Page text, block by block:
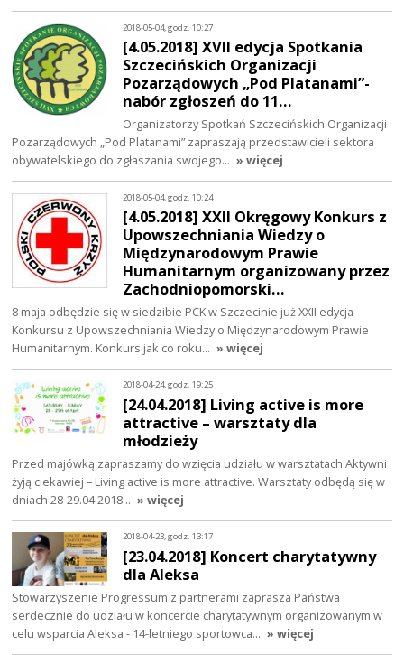
2018-05-04, godz. 10:27
[4.05.2018] XVII edycja Spotkania
Szczecińskich Organizacji
Pozarządowych „Pod Platanami”-
nabór zgłoszeń do 11…
Organizatorzy Spotkań Szczecińskich Organizacji
Pozarządowych „Pod Platanami” zapraszają przedstawicieli sektora
obywatelskiego do zgłaszania swojego… » więcej
2018-05-04, godz. 10:24
[4.05.2018] XXII Okręgowy Konkurs z
Upowszechniania Wiedzy o
Międzynarodowym Prawie
Humanitarnym organizowany przez
Zachodniopomorski…
8 maja odbędzie się w siedzibie PCK w Szczecinie już XXII edycja
Konkursu z Upowszechniania Wiedzy o Międzynarodowym Prawie
Humanitarnym. Konkurs jak co roku… » więcej
2018-04-24, godz. 19:25
[24.04.2018] Living active is more
attractive – warsztaty dla
młodzieży
Przed majówką zapraszamy do wzięcia udziału w warsztatach Aktywni
żyją ciekawiej – Living active is more attractive. Warsztaty odbędą się w
dniach 28-29.04.2018… » więcej
2018-04-23, godz. 13:17
[23.04.2018] Koncert charytatywny
dla Aleksa
Stowarzyszenie Progressum z partnerami zaprasza Państwa
serdecznie do udziału w koncercie charytatywnym organizowanym w
celu wsparcia Aleksa - 14-letniego sportowca… » więcej